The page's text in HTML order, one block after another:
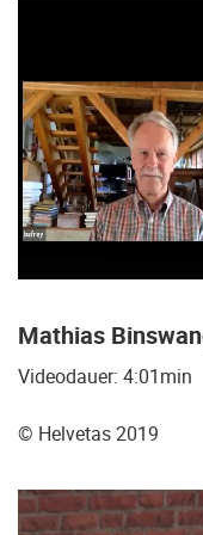
Mathias
Videodauer: 4:01min
© Helvetas 2019